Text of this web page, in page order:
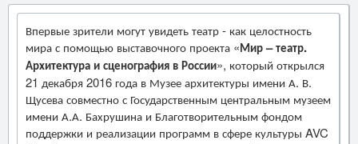
Впервые зрители могут увидеть театр - как целостность
мира с помощью выставочного проекта «Мир – театр.
Архитектура и сценография в России», который открылся
21 декабря 2016 года в Музее архитектуры имени А. В.
Щусева совместно с Государственным центральным музеем
имени А.А. Бахрушина и Благотворительным фондом
поддержки и реализации программ в сфере культуры AVC